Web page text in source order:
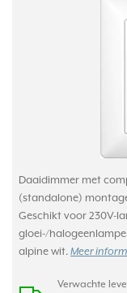
Daaidimmer met
(standalone)
Geschikt voor 230V-
gloei-/
alpine wit. Meer
Verwachte